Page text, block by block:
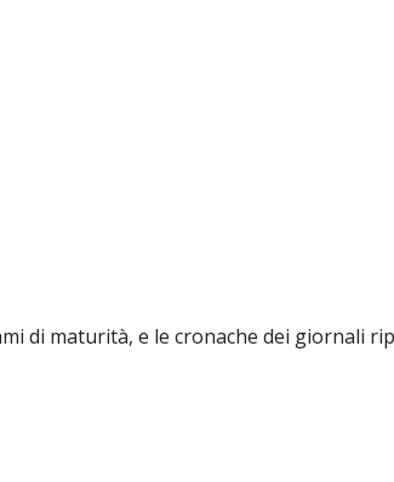
di maturità, e le cronache dei giornali